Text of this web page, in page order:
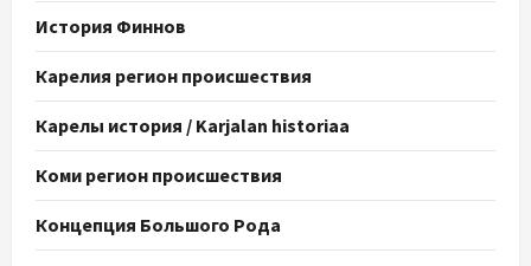
История Финнов
Карелия регион происшествия
Карелы история / Karjalan historiaa
Коми регион происшествия
Концепция Большого Рода